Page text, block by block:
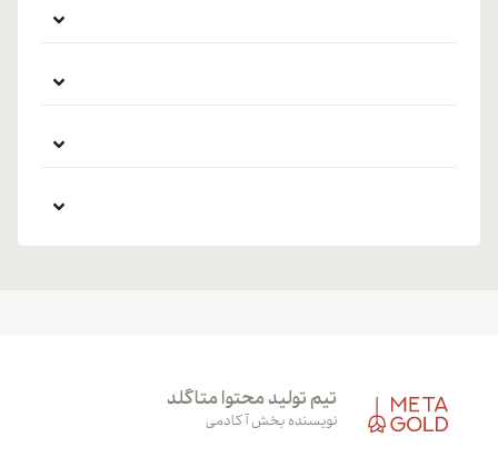
تیم تولید محتوا متاگلد
نویسنده بخش آکادمی